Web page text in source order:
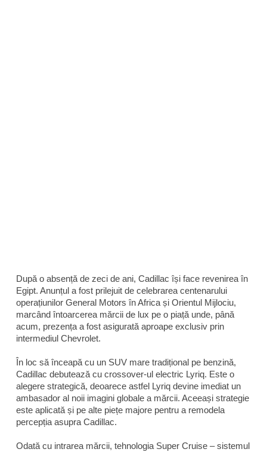
După o absență de zeci de ani, Cadillac își face revenirea în
Egipt. Anunțul a fost prilejuit de celebrarea centenarului
operațiunilor General Motors în Africa și Orientul Mijlociu,
marcând întoarcerea mărcii de lux pe o piață unde, până
acum, prezența a fost asigurată aproape exclusiv prin
intermediul Chevrolet.
În loc să înceapă cu un SUV mare tradițional pe benzină,
Cadillac debutează cu crossover-ul electric Lyriq. Este o
alegere strategică, deoarece astfel Lyriq devine imediat un
ambasador al noii imagini globale a mărcii. Aceeași strategie
este aplicată și pe alte piețe majore pentru a remodela
percepția asupra Cadillac.
Odată cu intrarea mărcii, tehnologia Super Cruise – sistemul